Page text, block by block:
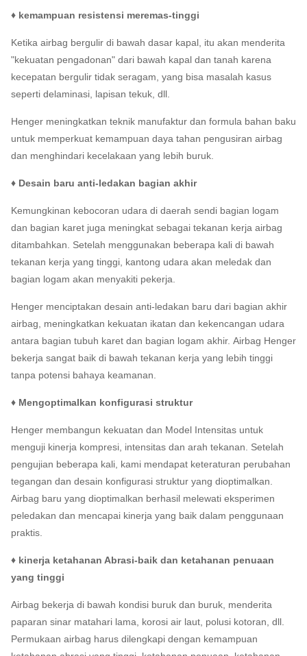
♦ kemampuan resistensi meremas-tinggi
Ketika airbag bergulir di bawah dasar kapal, itu akan menderita
"kekuatan pengadonan" dari bawah kapal dan tanah karena
kecepatan bergulir tidak seragam, yang bisa masalah kasus
seperti delaminasi, lapisan tekuk, dll.
Henger meningkatkan teknik manufaktur dan formula bahan baku
untuk memperkuat kemampuan daya tahan pengusiran airbag
dan menghindari kecelakaan yang lebih buruk.
♦ Desain baru anti-ledakan bagian akhir
Kemungkinan kebocoran udara di daerah sendi bagian logam
dan bagian karet juga meningkat sebagai tekanan kerja airbag
ditambahkan. Setelah menggunakan beberapa kali di bawah
tekanan kerja yang tinggi, kantong udara akan meledak dan
bagian logam akan menyakiti pekerja.
Henger menciptakan desain anti-ledakan baru dari bagian akhir
airbag, meningkatkan kekuatan ikatan dan kekencangan udara
antara bagian tubuh karet dan bagian logam akhir. Airbag Henger
bekerja sangat baik di bawah tekanan kerja yang lebih tinggi
tanpa potensi bahaya keamanan.
♦ Mengoptimalkan konfigurasi struktur
Henger membangun kekuatan dan Model Intensitas untuk
menguji kinerja kompresi, intensitas dan arah tekanan. Setelah
pengujian beberapa kali, kami mendapat keteraturan perubahan
tegangan dan desain konfigurasi struktur yang dioptimalkan.
Airbag baru yang dioptimalkan berhasil melewati eksperimen
peledakan dan mencapai kinerja yang baik dalam penggunaan
praktis.
♦ kinerja ketahanan Abrasi-baik dan ketahanan penuaan
yang tinggi
Airbag bekerja di bawah kondisi buruk dan buruk, menderita
paparan sinar matahari lama, korosi air laut, polusi kotoran, dll.
Permukaan airbag harus dilengkapi dengan kemampuan